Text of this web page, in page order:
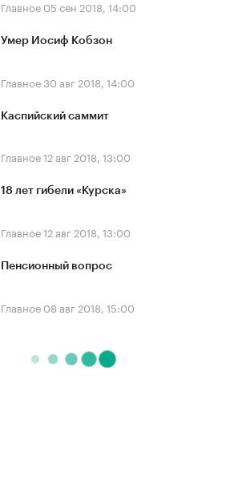
Главное 05 сен 2018, 14:00
Умер Иосиф Кобзон
Главное30 авг 2018, 14:00
Каспийский саммит
Главное12 авг 2018, 13:00
18 лет гибели «Курска»
Главное12 авг 2018, 13:00
Пенсионный вопрос
Главное 08 авг 2018, 15:00